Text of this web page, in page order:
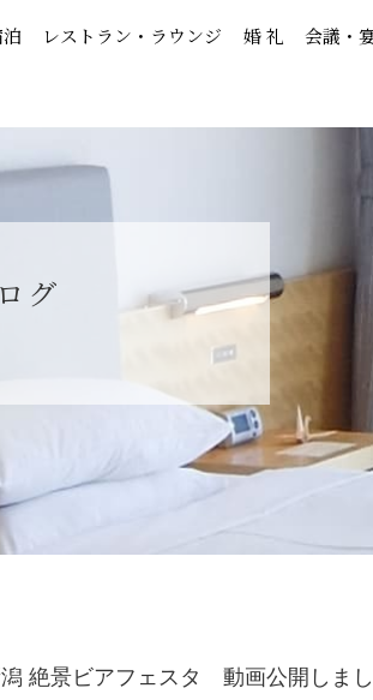
レストラン・ラウンジ 婚 礼 会議・
グ
絶景ビアフェスタ 動画公開しま